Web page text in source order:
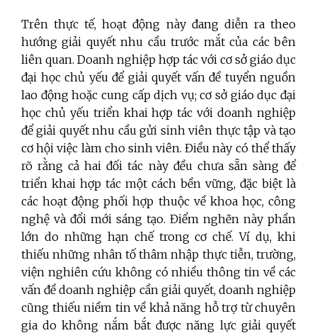
Trên thực tế, hoạt động này đang diễn ra theo
hướng giải quyết nhu cầu trước mắt của các bên
liên quan. Doanh nghiệp hợp tác với cơ sở giáo dục
đại học chủ yếu để giải quyết vấn đề tuyển nguồn
lao động hoặc cung cấp dịch vụ; cơ sở giáo dục đại
học chủ yếu triển khai hợp tác với doanh nghiệp
để giải quyết nhu cầu gửi sinh viên thực tập và tạo
cơ hội việc làm cho sinh viên. Điều này có thể thấy
rõ rằng cả hai đối tác này đều chưa sẵn sàng để
triển khai hợp tác một cách bền vững, đặc biệt là
các hoạt động phối hợp thuộc về khoa học, công
nghệ và đổi mới sáng tạo. Điểm nghẽn này phần
lớn do những hạn chế trong cơ chế. Ví dụ, khi
thiếu những nhân tố thâm nhập thực tiễn, trường,
viện nghiên cứu không có nhiều thông tin về các
vấn đề doanh nghiệp cần giải quyết, doanh nghiệp
cũng thiếu niềm tin về khả năng hỗ trợ từ chuyên
gia do không nắm bắt được năng lực giải quyết